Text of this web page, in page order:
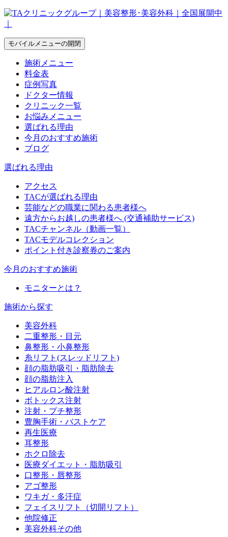
モバイルメニューの開閉
施術メニュー
料金表
症例写真
ドクター情報
クリニック一覧
お悩みメニュー
選ばれる理由
今月のおすすめ施術
ブログ
選ばれる理由
アクセス
TACが選ばれる理由
芸能などの職業に関わる患者様へ
遠方からお越しの患者様へ (交通補助サービス)
TACチャンネル（動画一覧）
TACモデルコレクション
ポイント付き診察券のご案内
今月のおすすめ施術
モニターとは？
施術から探す
美容外科
二重整形・目元
鼻整形・小鼻整形
糸リフト(スレッドリフト)
顔の脂肪吸引・脂肪除去
顔の脂肪注入
ヒアルロン酸注射
ボトックス注射
注射・プチ整形
豊胸手術・バストケア
再生医療
耳整形
ホクロ除去
医療ダイエット・脂肪吸引
口整形・唇整形
アゴ整形
ワキガ・多汗症
フェイスリフト（切開リフト）
他院修正
美容外科その他